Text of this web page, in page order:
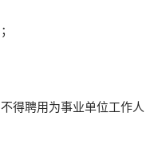
得聘用为事业单位工作人